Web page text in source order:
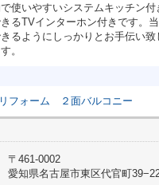
使いやすいシステムキッチン
るTVインターホン付きです。
るようにしっかりとお手伝い
。
リフォーム ２面バルコニー
〒461-0002
愛知県名古屋市東区代官町